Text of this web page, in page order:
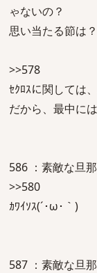
ゃないの？
思い当たる節は？
>>578
ｾｸﾛｽに関しては
だから、最中に
586 ：素敵な旦
>>580
ｶﾜｲｿｽ(´･ω･｀)
587 ：素敵な旦